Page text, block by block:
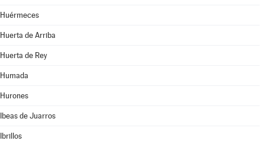
Huérmeces
Huerta de Arriba
Huerta de Rey
Humada
Hurones
Ibeas de Juarros
Ibrillos